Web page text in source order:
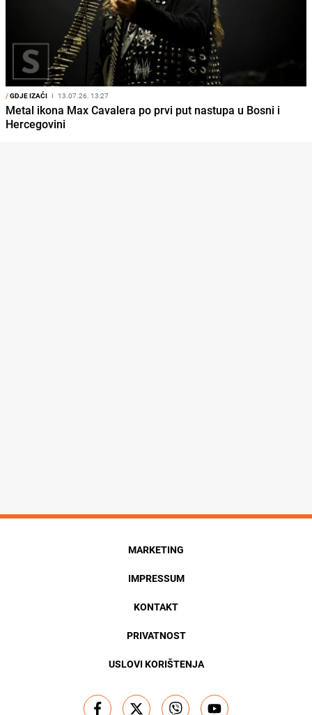
/GDJE IZAĆI I 13.07.26. 13:27
Metal ikona Max Cavalera po prvi put nastupa u Bosni i
Hercegovini
MARKETING
IMPRESSUM
KONTAKT
PRIVATNOST
USLOVI KORIŠTENJA